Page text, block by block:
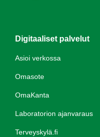
Digitaaliset palvelut
Asioi verkossa
Omasote
OmaKanta
Laboratorion ajanvaraus
Terveyskylä.fi